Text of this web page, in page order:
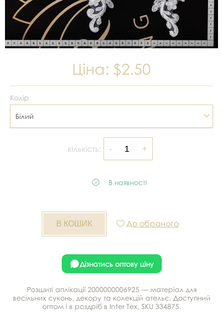
Ціна: $2.50
Колір
Білий
кількість:
В наявності
До обраного
Дізнатись оптову ціну
Розшиті аплікації 2000000006925 — матеріал для
весільних суконь, декору та колекцій ательє. Доступний
оптом і в роздріб в Inter Tex, SKU 334875.